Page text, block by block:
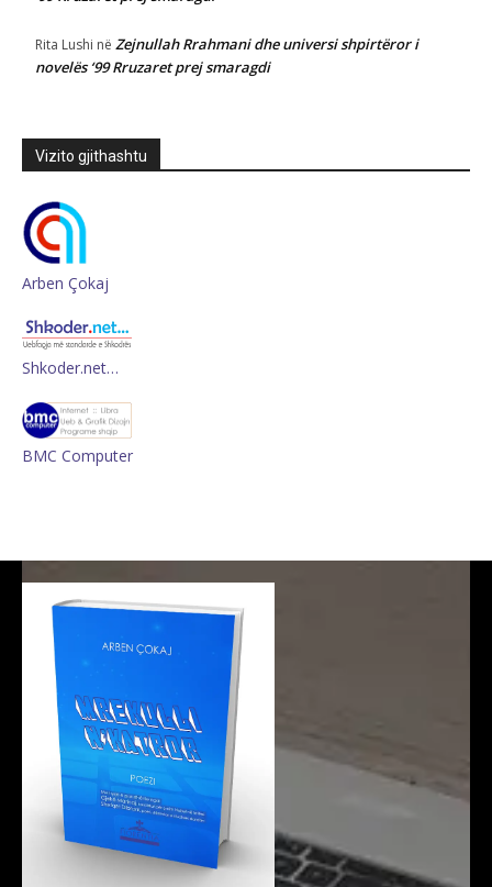
Rita Lushi në Zejnullah Rrahmani dhe universi shpirtëror i
novelës ‘99 Rruzaret prej smaragdi
Vizito gjithashtu
Arben Çokaj
Shkoder.net…
BMC Computer